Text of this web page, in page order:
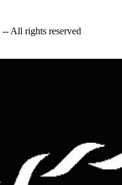
-- All rights reserved